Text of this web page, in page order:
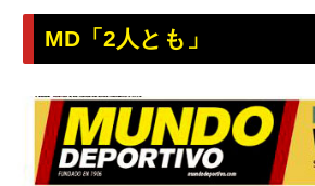
MD「2人とも」